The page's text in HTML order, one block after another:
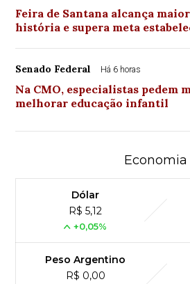
Feira de Santana alcança
história e supera meta
Senado Federal Há 6 horas
Na CMO, especialistas pedem
melhorar educação infantil
Economia
Dólar
R$ 5,12
+0,05%
Peso Argentino
R$ 0,00